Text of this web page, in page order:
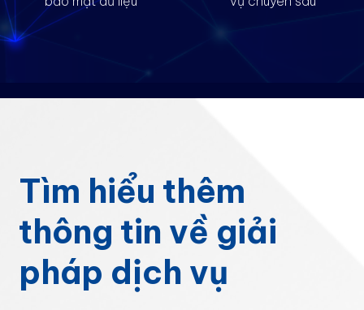
Tìm hiểu thêm
thông tin về giải
pháp dịch vụ